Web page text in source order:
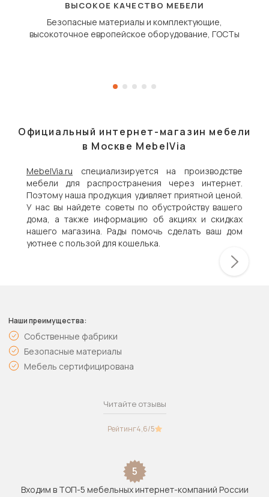
ВЫСОКОЕ КАЧЕСТВО МЕБЕЛИ
Безопасные материалы и комплектующие,
высокоточное европейское оборудование, ГОСТы
Официальный интернет-магазин мебели
в Москве MebelVia
MebelVia.ru специализируется на производстве
мебели для распространения через интернет.
Поэтому наша продукция удивляет приятной ценой.
У нас вы найдете советы по обустройству вашего
дома, а также информацию об акциях и скидках
нашего магазина. Рады помочь сделать ваш дом
уютнее с пользой для кошелька.
Наши преимущества:
Собственные фабрики
Безопасные материалы
Мебель сертифицирована
Читайте отзывы
Рейтинг4,6/5
5
Входим в ТОП-5 мебельных интернет-компаний России